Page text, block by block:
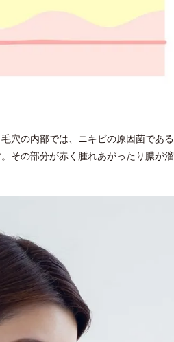
穴の内部では、ニキビの原因菌である
その部分が赤く腫れあがったり膿が溜